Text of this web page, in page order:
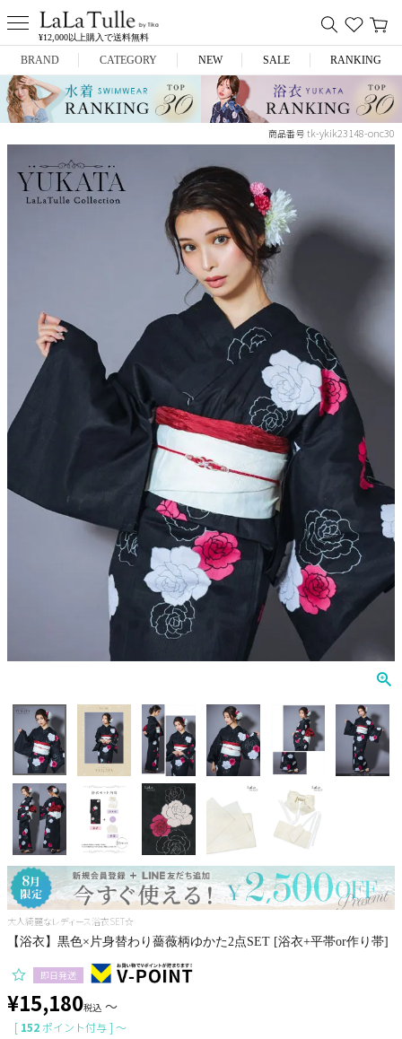
¥12,000以上購入で送料無料
BRAND
Anella
ROBE de FLEURS
ANIER.
ANGEL R
Veautt
JENNNY
COMEX
Rechercher
Pleaser
CATEGORY
ミニドレス
ロングドレス
アウター
バッグ
ランジェリー
NEW SALE RANKING
商品番号 tk-ykik23148-onc30
大人綺麗なレディース浴衣SET☆
【浴衣】黒色×片身替わり薔薇柄ゆかた2点SET [浴衣+平帯or作り帯]
即日発送
¥15,180税込 〜
[ 152ポイント付与 ] 〜